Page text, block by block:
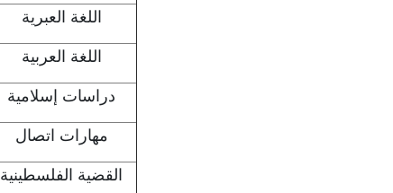
اللغة العبرية
اللغة العربية
دراسات إسلامية
مهارات اتصال
القضية الفلسطينية